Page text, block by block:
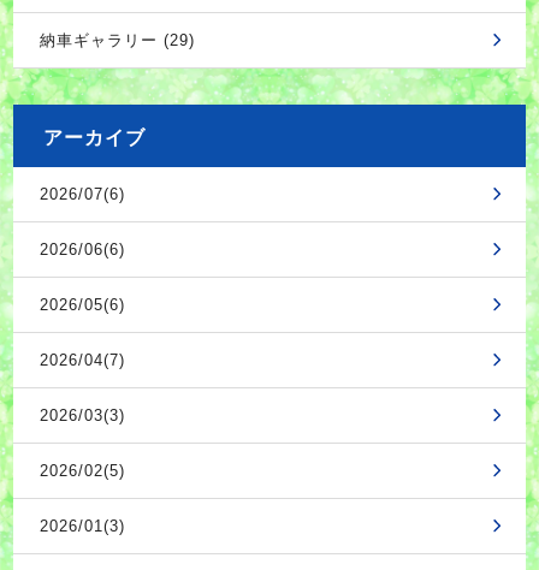
納車ギャラリー (29)
アーカイブ
2026/07(6)
2026/06(6)
2026/05(6)
2026/04(7)
2026/03(3)
2026/02(5)
2026/01(3)